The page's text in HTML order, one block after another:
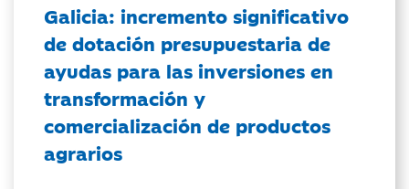
Galicia: incremento significativo
de dotación presupuestaria de
ayudas para las inversiones en
transformación y
comercialización de productos
agrarios